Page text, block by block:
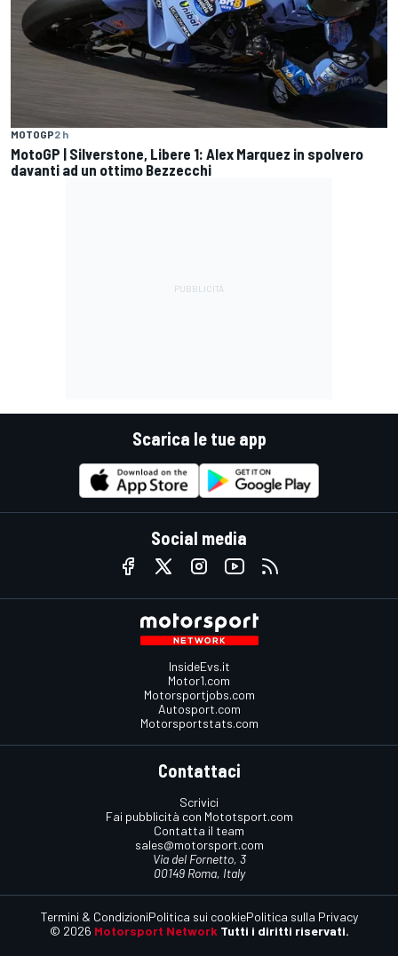
MOTOGP2 h
MotoGP | Silverstone, Libere 1: Alex Marquez in spolvero
davanti ad un ottimo Bezzecchi
Scarica le tue app
Social media
InsideEvs.it
Motor1.com
Motorsportjobs.com
Autosport.com
Motorsportstats.com
Contattaci
Scrivici
Fai pubblicità con Mototsport.com
Contatta il team
sales@motorsport.com
Via del Fornetto, 3
00149 Roma, Italy
© 2026 Motorsport Network Tutti i diritti riservati.
Termini & CondizioniPolitica sui cookiePolitica sulla Privacy